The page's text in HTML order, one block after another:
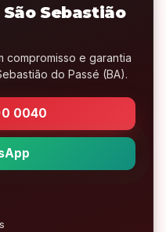
Sebastião
compromisso e garantia
do Passé (BA).
0040